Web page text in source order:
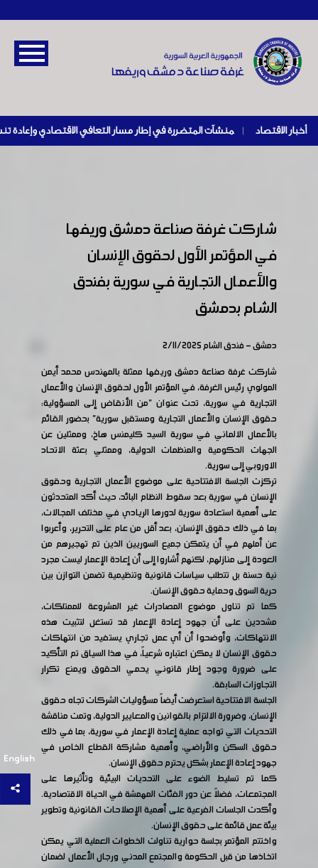
أخبار الاقتصاد |
English
شاركت غرفة صناعة دمشق وريفها
في المؤتمر الأول لحقوق الإنسان
والأعمال التجارية في سورية بفندق
الشام بدمشق
دمشق - فندق الشام 2/11/2025
شاركت غرفة صناعة دمشق وريفها ممثلة بالمهندس محمد أيمن
المولوي رئيس الغرفة، في المؤتمر الأول لحقوق الإنسان والأعمال
التجارية في سورية، تحت عنوان "من الأنقاض إلى المسؤولية:
حقوق الإنسان والأعمال التجارية ومستقبل سورية" بحضور القائم
بالأعمال الالماني في سورية السيد كليمنس هاخ، وممثلين عن
الجهات الحكومية والمنظمات الدولية، وممثلي بعثة الاتحاد
الاوروبي إلى سورية.
تركزت الجلسة الافتتاحية على موضوع الأعمال التجارية وحقوق
الإنسان في سورية بعد سقوط النظام البائد، حيث أكد المتحدثون
على أهمية استعادة سورية لدورها الريادي في مختلف المجالات،
بما في ذلك حقوق الإنسان، بعد أقل من عام على التحرير، وأعربوا
عن أملهم في أن يتمكن جميع السوريين الذين تم تهجيرهم من
العودة إلى منازلهم، لكنهم أشاروا إلى أن إعادة الإعمار ليست مجرد
نية حسنة بل تتطلب سياسات قانونية وتنظيمية تضمن التوازن بين
حرية السوق وحماية حقوق الإنسان.
كما تم تناول موضوع المصادرات غير المشروعة للممتلكات،
مشددين على أن جهود إعادة الإعمار قد تستغل لتثبيت هذه
الانتهاكات، وأوضحوا أن أي عمل تجاري يستفيد من انتهاكات
حقوق الإنسان لا يمكن اعتباره شرعياً، في هذا السياق تم التأكيد
على ضرورة وجود إطار قانوني يحمي الحقوق ويمنع تكرار
التجاوزات السابقة.
الجلسة الافتتاحية استعرضت أيضاً مسؤوليات الشركات تجاه حقوق
الإنسان، وضرورة الالتزام بالقوانين والمعايير الدولية، وتمت مناقشة
التحديات التي تواجه عملية إعادة الإعمار في سورية، بما في ذلك
حقوق السكن والأراضي، وأهمية مشاركة القطاع الخاص في
جهود إعادة الإعمار بشكل يحترم حقوق الإنسان.
كما تم تسليط الضوء على التحديات البيئية وتأثيرها على
المجتمعات، فضلاً عن دور الفئات المهمشة في الحياة الاقتصادية.
وأكدت الجلسات الفرعية على أهمية الإصلاحات القانونية وتطوير
بيئة عمل قائمة على حقوق الإنسان.
واختتم المؤتمر بجلسة حوارية تناولت الخطوات العملية التي يمكن
اتخاذها من قبل الحكومة والمجتمع المدني ورجال الأعمال لضمان